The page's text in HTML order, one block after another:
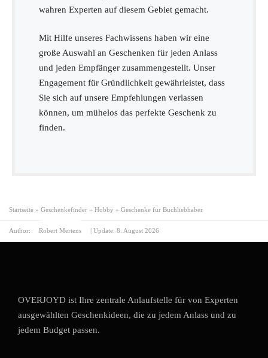
wahren Experten auf diesem Gebiet gemacht.
Mit Hilfe unseres Fachwissens haben wir eine
große Auswahl an Geschenken für jeden Anlass
und jeden Empfänger zusammengestellt. Unser
Engagement für Gründlichkeit gewährleistet, dass
Sie sich auf unsere Empfehlungen verlassen
können, um mühelos das perfekte Geschenk zu
finden.
Startseite » Geschenkefinder » Hobby » Geschenke für Buchliebhaber
Author: Robert Mertens | Update: 8. August 2026
OVERJOYD ist Ihre zentrale Anlaufstelle für von Experten
ausgewählten Geschenkideen, die zu jedem Anlass und zu
jedem Budget passen.